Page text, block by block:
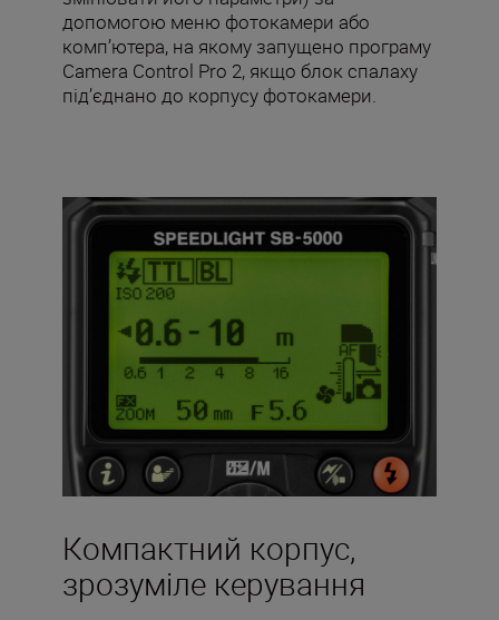
допомогою меню фотокамери або
комп’ютера, на якому запущено програму
Camera Control Pro 2, якщо блок спалаху
під’єднано до корпусу фотокамери.
Компактний корпус,
зрозуміле керування